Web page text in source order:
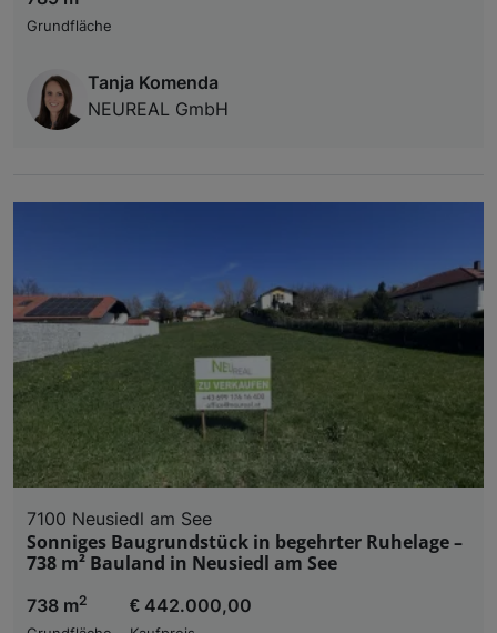
Grundfläche
Tanja Komenda
NEUREAL GmbH
7100 Neusiedl am See
Sonniges Baugrundstück in begehrter Ruhelage –
738 m² Bauland in Neusiedl am See
738 m2
€ 442.000,00